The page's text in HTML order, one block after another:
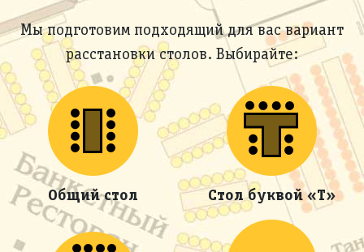
Мы подготовим подходящий для вас вариант
расстановки столов. Выбирайте:
Общий стол Стол буквой «Т»